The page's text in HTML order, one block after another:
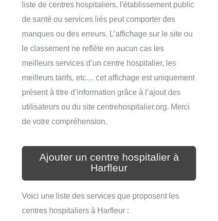
liste de centres hospitaliers, l'établissement public
de santé ou services liés peut comporter des
manques ou des erreurs. L’affichage sur le site ou
le classement ne reflète en aucun cas les
meilleurs services d’un centre hospitalier, les
meilleurs tarifs, etc… cet affichage est uniquement
présent à titre d’information grâce à l’ajout des
utilisateurs ou du site centrehospitalier.org. Merci
de votre compréhension.
Ajouter un centre hospitalier à
Harfleur
Voici une liste des services que proposent les
centres hospitaliers à Harfleur :